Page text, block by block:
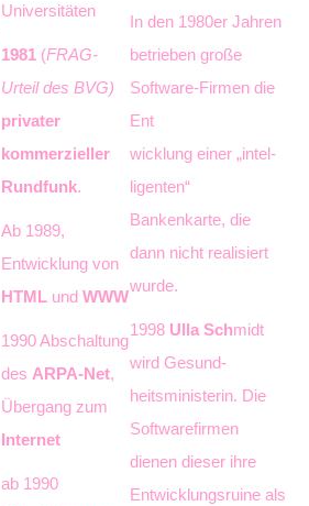
Universitäten
1981 (FRAG-
Urteil des BVG)
privater
kommer­zieller
Rundfunk.
Ab 1989,
Entwicklung von
HTML und WWW
1990 Abschaltung
des ARPA-Net,
Übergang zum
Internet
ab 1990
In den 1980er Jahren
betrie­ben große
Software-Firmen die
Ent
wicklung einer „intel­
ligen­ten“
Bankenkarte, die
dann nicht realisiert
wurde.
1998 Ulla Schmidt
wird Gesund­
heitsministerin. Die
Softwarefir­men
dienen dieser ihre
Entwick­lungsrui­ne als